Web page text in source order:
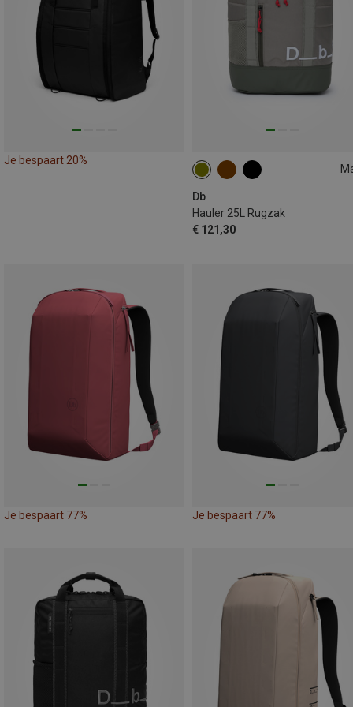
Je bespaart 20%
Db
Hauler 25L Rugzak
€ 121,30
25L
Je bespaart 77% Je bespaart 77%